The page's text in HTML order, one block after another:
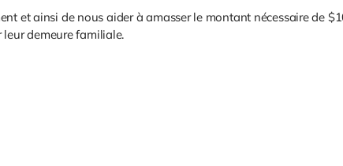
et ainsi de nous aider à amasser le montant nécessaire de
demeure familiale.